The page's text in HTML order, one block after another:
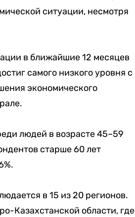
ситуации, несмотря
в ближайшие 12 месяцев
самого низкого уровня с
экономического
людей в возрасте 45–59
старше 60 лет
в 15 из 20 регионов.
Казахстанской области, где